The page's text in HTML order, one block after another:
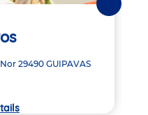
29490 GUIPAVAS